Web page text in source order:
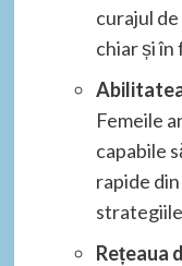
curajul de
chiar și
Femeile
capabile
rapide
Rețeaua